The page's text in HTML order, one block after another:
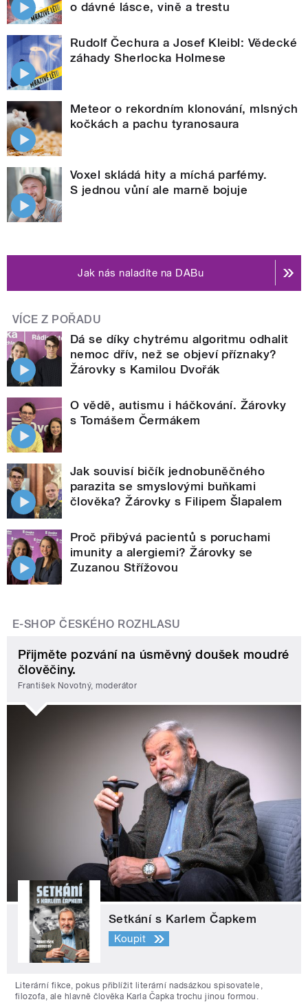
o dávné lásce, vině a trestu
Rudolf Čechura a Josef Kleibl: Vědecké
záhady Sherlocka Holmese
Meteor o rekordním klonování, mlsných
kočkách a pachu tyranosaura
Voxel skládá hity a míchá parfémy.
S jednou vůní ale marně bojuje
Jak nás naladíte na DABu
VÍCE Z POŘADU
Dá se díky chytrému algoritmu odhalit
nemoc dřív, než se objeví příznaky?
Žárovky s Kamilou Dvořák
O vědě, autismu i háčkování. Žárovky
s Tomášem Čermákem
Jak souvisí bičík jednobuněčného
parazita se smyslovými buňkami
člověka? Žárovky s Filipem Šlapalem
Proč přibývá pacientů s poruchami
imunity a alergiemi? Žárovky se
Zuzanou Střížovou
E-SHOP ČESKÉHO ROZHLASU
Přijměte pozvání na úsměvný doušek moudré
člověčiny.
František Novotný, moderátor
Setkání s Karlem Čapkem
Koupit
Literární fikce, pokus přiblížit literární nadsázkou spisovatele,
filozofa, ale hlavně člověka Karla Čapka trochu jinou formou.